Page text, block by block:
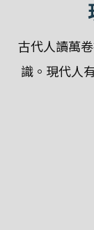
古代人讀萬
識。現代人